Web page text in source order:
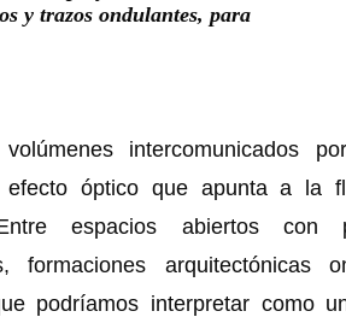
y trazos ondulantes, para
intercomunicados
efecto óptico que apunta a la
espacios abiertos con
formaciones arquitectónicas
podríamos interpretar como